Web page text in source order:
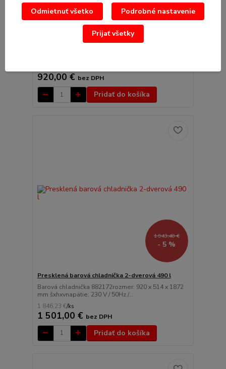
Minibar TEFCOLD DB301S-3
920,00 € bez DPH
Pridať do košíka
1 943,40 €
- 5 %
Presklená barová chladnička 2-dverová 490 l
Barová chladnička 882172rozmer: 920 x 514 x 1872
mm šxhxvnapätie: 230 V / 50Hz /...
1 846,23 €/ks
1 501,00 € bez DPH
Pridať do košíka
Odmietnuť všetko Podrobné nastavenie
Prijať všetky